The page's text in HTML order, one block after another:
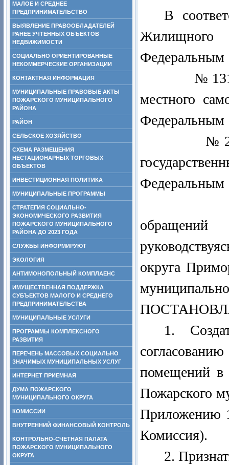
МАЛОЕ И СРЕДНЕЕ
ПРЕДПРИНИМАТЕЛЬСТВО
ВЫЯВЛЕНИЕ ПРАВООБЛАДАТЕЛЕЙ
РАНЕЕ УЧТЕННЫХ ОБЪЕКТОВ
НЕДВИЖИМОСТИ
СОЦИАЛЬНО ОРИЕНТИРОВАННЫЕ
НЕКОММЕРЧЕСКИЕ ОРГАНИЗАЦИИ
КОНТАКТНАЯ ИНФОРМАЦИЯ
МУНИЦИПАЛЬНЫЕ ПРАВОВЫЕ АКТЫ
ПОЖАРСКОГО МУНИЦИПАЛЬНОГО
РАЙОНА
РАЙОН
СЕЛЬСКОЕ ХОЗЯЙСТВО
СХЕМА РАЗМЕЩЕНИЯ
НЕСТАЦИОНАРНЫХ ТОРГОВЫХ
ОБЪЕКТОВ
ИНВЕСТИЦИОННАЯ ПОЛИТИКА
МУНИЦИПАЛЬНЫЕ ПРОГРАММЫ
СТРАТЕГИЯ СОЦИАЛЬНО-
ЭКОНОМИЧЕСКОГО РАЗВИТИЯ
ПОЖАРСКОГО МУНИЦИПАЛЬНОГО
РАЙОНА ДО 2023 ГОДА
СЛУЖБЫ ИНФОРМИРУЮТ
ЭКОЛОГИЯ
АНТИМОНОПОЛЬНЫЙ КОМПЛАЕНС
ИМУЩЕСТВЕННАЯ ПОДДЕРЖКА
СУБЪЕКТОВ МАЛОГО И СРЕДНЕГО
ПРЕДПРИНИМАТЕЛЬСТВА
МУНИЦИПАЛЬНЫЕ УСЛУГИ
ПРОГРАММЫ КОМПЛЕКСНОГО
РАЗВИТИЯ
ПЕРЕЧЕНЬ МАССОВЫХ СОЦИАЛЬНО
ЗНАЧИМЫХ МУНИЦИПАЛЬНЫХ УСЛУГ
ИНТЕРНЕТ ПРИЕМНАЯ
ДУМА ПОЖАРСКОГО
МУНИЦИПАЛЬНОГО ОКРУГА
КОМИССИИ
ВНУТРЕННИЙ ФИНАНСОВЫЙ КОНТРОЛЬ
КОНТРОЛЬНО-СЧЕТНАЯ ПАЛАТА
ПОЖАРСКОГО МУНИЦИПАЛЬНОГО
ОКРУГА
В
Жилищного
№ 131-ФЗ
местного
№ 210-ФЗ
обращений
округа
1.
помещений в
Пожарского
Приложению
Комиссия).
2.